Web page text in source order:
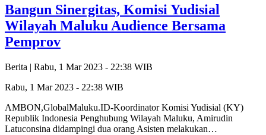
Bangun Sinergitas, Komisi Yudisial
Wilayah Maluku Audience Bersama
Pemprov
Berita | Rabu, 1 Mar 2023 - 22:38 WIB
Rabu, 1 Mar 2023 - 22:38 WIB
AMBON,GlobalMaluku.ID-Koordinator Komisi Yudisial (KY)
Republik Indonesia Penghubung Wilayah Maluku, Amirudin
Latuconsina didampingi dua orang Asisten melakukan…